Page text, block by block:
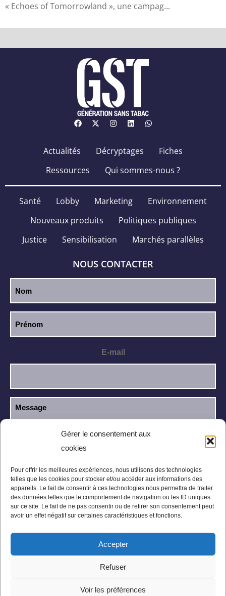
Gérer le consentement aux
cookies
Pour offrir les meilleures expériences, nous utilisons des technologies
telles que les cookies pour stocker et/ou accéder aux informations des
appareils. Le fait de consentir à ces technologies nous permettra de traiter
des données telles que le comportement de navigation ou les ID uniques
sur ce site. Le fait de ne pas consentir ou de retirer son consentement peut
avoir un effet négatif sur certaines caractéristiques et fonctions.
Accepter
Refuser
Voir les préférences
« Echoes of Tomorrowland », une campag...
Actualités Décryptages
Fiches
Ressources
Qui sommes-nous ?
Santé Lobby Marketing
Environnement
Nouveaux produits
Politiques publiques
Justice
Sensibilisation Marchés parallèles
NOUS CONTACTER
E-mail
J’ai lu et j’accepte la
confidentialité.
Politique de confidentialité
Conditions Générales Plan du site